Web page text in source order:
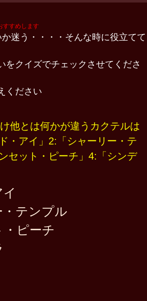
すすめします
迷う・・・・そんな時に役立てて
をクイズでチェックさせてくださ
ください
他とは何かが違うカクテルは
・アイ」2:「シャーリー・テ
セット・ピーチ」4:「シンデ
テンプル
ピーチ